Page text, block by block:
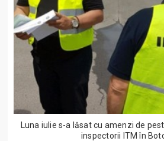
Luna iulie s-a lăsat cu amenzi de
inspectorii ITM în